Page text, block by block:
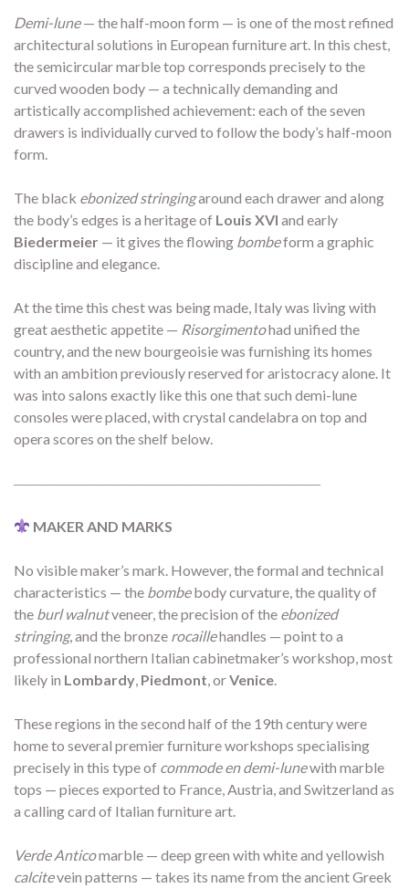
Demi-lune— the half-moon form — is one of the most refined
architectural solutions in European furniture art. In this chest,
the semicircular marble top corresponds precisely to the
curved wooden body — a technically demanding and
artistically accomplished achievement: each of the seven
drawers is individually curved to follow the body’s half-moon
form.
The black ebonized stringingaround each drawer and along
the body’s edges is a heritage of Louis XVI and early
Biedermeier — it gives the flowing bombeform a graphic
discipline and elegance.
At the time this chest was being made, Italy was living with
great aesthetic appetite — Risorgimentohad unified the
country, and the new bourgeoisie was furnishing its homes
with an ambition previously reserved for aristocracy alone. It
was into salons exactly like this one that such demi-lune
consoles were placed, with crystal candelabra on top and
opera scores on the shelf below.
―――――――――――――――――――――
MAKER AND MARKS
No visible maker’s mark. However, the formal and technical
characteristics — the bombebody curvature, the quality of
the burl walnutveneer, the precision of the ebonized
stringing, and the bronze rocaillehandles — point to a
professional northern Italian cabinetmaker’s workshop, most
likely in Lombardy, Piedmont, orVenice.
These regions in the second half of the 19th century were
home to several premier furniture workshops specialising
precisely in this type of commode en demi-lunewith marble
tops — pieces exported to France, Austria, and Switzerland as
a calling card of Italian furniture art.
Verde Anticomarble — deep green with white and yellowish
calcitevein patterns — takes its name from the ancient Greek